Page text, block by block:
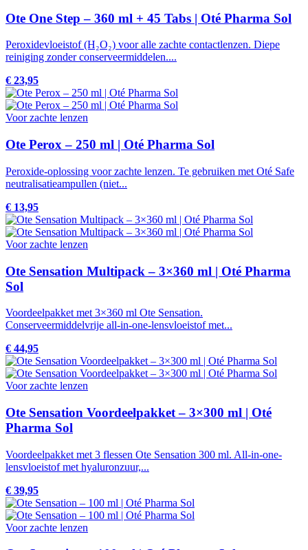
Ote One Step – 360 ml + 45 Tabs | Oté Pharma Sol
Peroxidevloeistof (H₂O₂) voor alle zachte contactlenzen. Diepe
reiniging zonder conserveermiddelen....
€ 23,95
Voor zachte lenzen
Ote Perox – 250 ml | Oté Pharma Sol
Peroxide-oplossing voor zachte lenzen. Te gebruiken met Oté Safe
neutralisatieampullen (niet...
€ 13,95
Voor zachte lenzen
Ote Sensation Multipack – 3×360 ml | Oté Pharma
Sol
Voordeelpakket met 3×360 ml Ote Sensation.
Conserveermiddelvrije all-in-one-lensvloeistof met...
€ 44,95
Voor zachte lenzen
Ote Sensation Voordeelpakket – 3×300 ml | Oté
Pharma Sol
Voordeelpakket met 3 flessen Ote Sensation 300 ml. All-in-one-
lensvloeistof met hyaluronzuur,...
€ 39,95
Voor zachte lenzen